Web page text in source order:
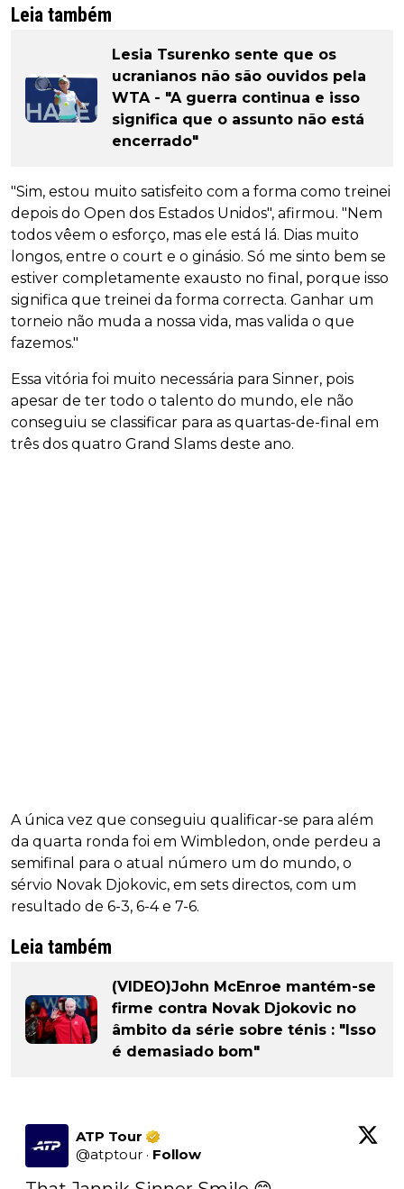
Leia também
Lesia Tsurenko sente que os
ucranianos não são ouvidos pela
WTA - "A guerra continua e isso
significa que o assunto não está
encerrado"
"Sim, estou muito satisfeito com a forma como treinei
depois do Open dos Estados Unidos", afirmou. "Nem
todos vêem o esforço, mas ele está lá. Dias muito
longos, entre o court e o ginásio. Só me sinto bem se
estiver completamente exausto no final, porque isso
significa que treinei da forma correcta. Ganhar um
torneio não muda a nossa vida, mas valida o que
fazemos."
Essa vitória foi muito necessária para Sinner, pois
apesar de ter todo o talento do mundo, ele não
conseguiu se classificar para as quartas-de-final em
três dos quatro Grand Slams deste ano.
A única vez que conseguiu qualificar-se para além
da quarta ronda foi em Wimbledon, onde perdeu a
semifinal para o atual número um do mundo, o
sérvio Novak Djokovic, em sets directos, com um
resultado de 6-3, 6-4 e 7-6.
Leia também
(VIDEO)John McEnroe mantém-se
firme contra Novak Djokovic no
âmbito da série sobre ténis : "Isso
é demasiado bom"
ATP Tour
@atptour · Follow